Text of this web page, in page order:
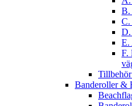
B.
C.
D.
E.
F.
Banderoller &